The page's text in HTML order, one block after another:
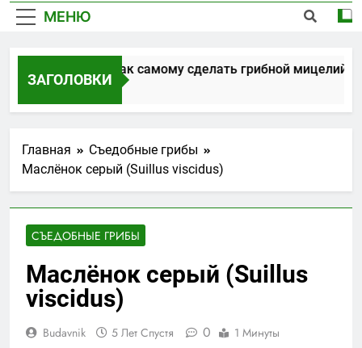
МЕНЮ
ЗАГОЛОВКИ
Способы, как самому сделать грибной мицелий
5 Лет Спустя
Главная
Съедобные грибы
Маслёнок серый (Suillus viscidus)
СЪЕДОБНЫЕ ГРИБЫ
Маслёнок серый (Suillus
viscidus)
Budavnik 5 Лет Спустя 0 1 Минуты